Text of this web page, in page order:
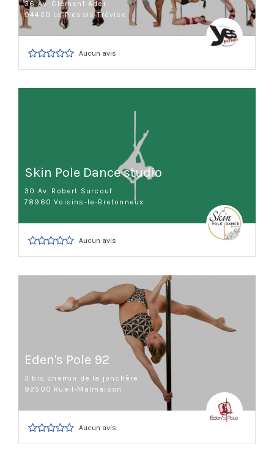
36 Av. Clément Ader
94420 Le Plessis-Trévise
Aucun avis
Skin Pole Dance studio
30 Av. Robert Surcouf
78960 Voisins-le-Bretonneux
Aucun avis
Eden's Pole 92
3 bis chemin de la jonchère
92500 Rueil-Malmaison
Aucun avis